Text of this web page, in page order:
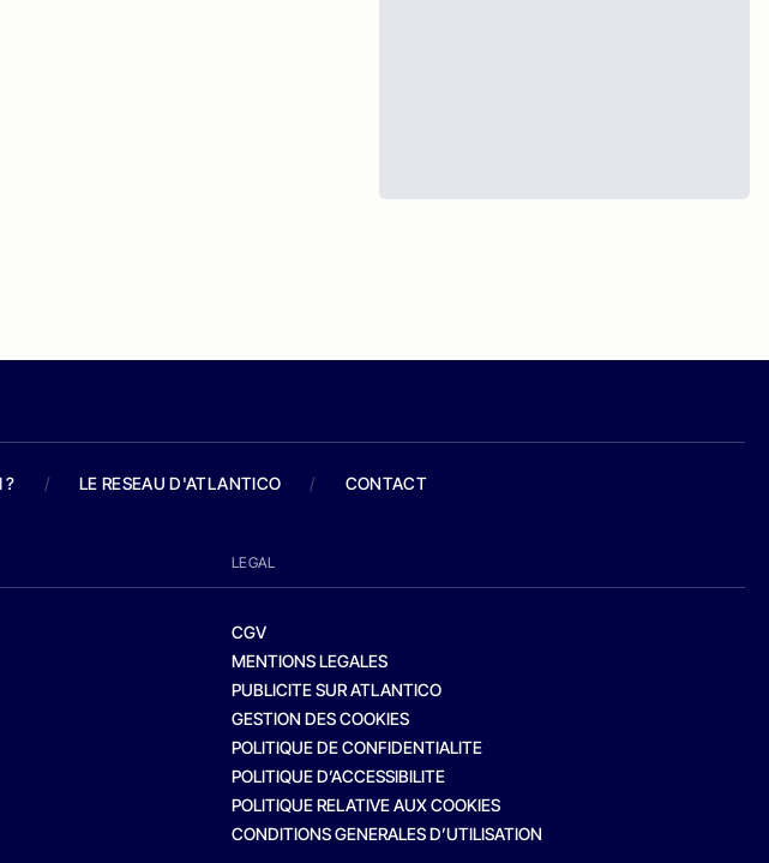
? / LE RESEAU D'ATLANTICO / CONTACT
LEGAL
CGV
MENTIONS LEGALES
PUBLICITE SUR ATLANTICO
GESTION DES COOKIES
POLITIQUE DE CONFIDENTIALITE
POLITIQUE D’ACCESSIBILITE
POLITIQUE RELATIVE AUX COOKIES
CONDITIONS GENERALES D’UTILISATION